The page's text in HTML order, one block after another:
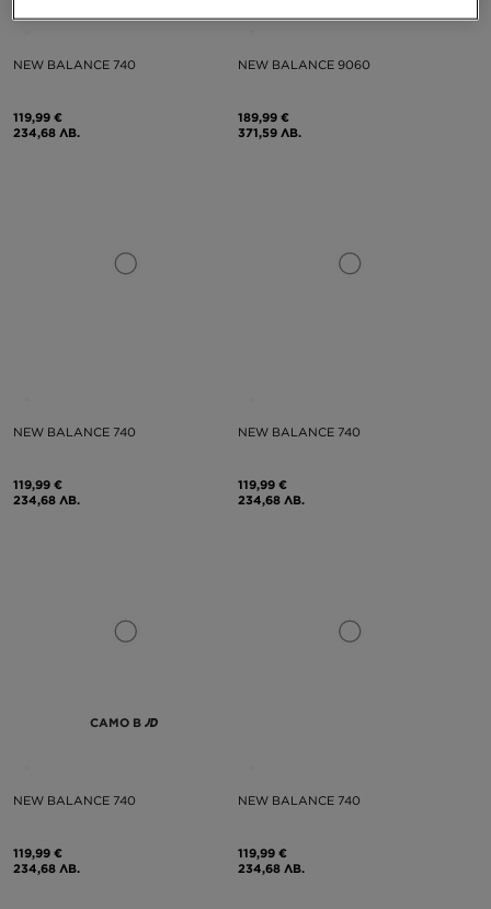
NEW BALANCE 740
119,99 €
234,68 ЛВ.
NEW BALANCE 9060
189,99 €
371,59 ЛВ.
NEW BALANCE 740
119,99 €
234,68 ЛВ.
NEW BALANCE 740
119,99 €
234,68 ЛВ.
САМО В
NEW BALANCE 740
119,99 €
234,68 ЛВ.
NEW BALANCE 740
119,99 €
234,68 ЛВ.